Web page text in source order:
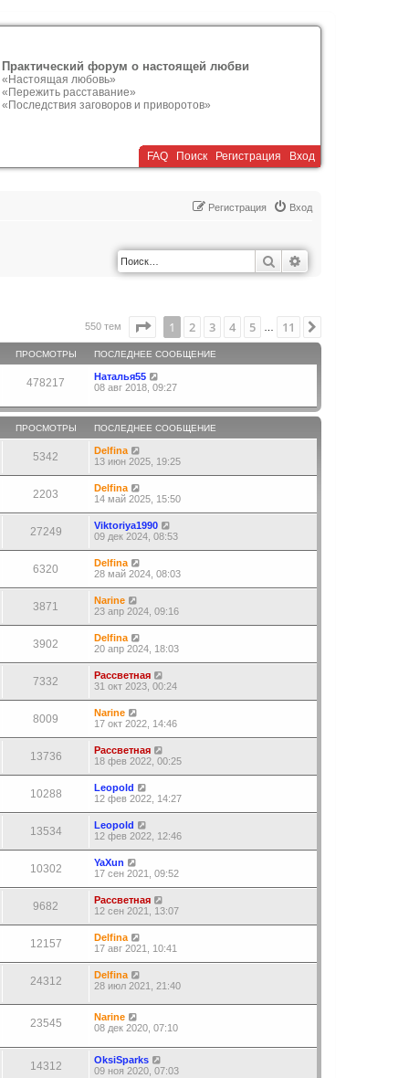
Практический форум о настоящей любви
«Настоящая любовь»
«Пережить расставание»
«Последствия заговоров и приворотов»
FAQ Поиск Регистрация Вход
Вход
Регистрация
Поиск
550 тем Страница1 из 11
1 2 3 4 5 11
ПРОСМОТРЫ ПОСЛЕДНЕЕ СООБЩЕНИЕ
478217
Наталья55
08 авг 2018, 09:27
ПРОСМОТРЫ ПОСЛЕДНЕЕ СООБЩЕНИЕ
5342
Delfina
13 июн 2025, 19:25
2203
Delfina
14 май 2025, 15:50
27249
Viktoriya1990
09 дек 2024, 08:53
6320
Delfina
28 май 2024, 08:03
3871
Narine
23 апр 2024, 09:16
3902
Delfina
20 апр 2024, 18:03
7332
Рассветная
31 окт 2023, 00:24
8009
Narine
17 окт 2022, 14:46
13736
Рассветная
18 фев 2022, 00:25
10288
Leopold
12 фев 2022, 14:27
13534
Leopold
12 фев 2022, 12:46
10302
YaXun
17 сен 2021, 09:52
9682
Рассветная
12 сен 2021, 13:07
12157
Delfina
17 авг 2021, 10:41
24312
Delfina
28 июл 2021, 21:40
23545
Narine
08 дек 2020, 07:10
14312
OksiSparks
09 ноя 2020, 07:03